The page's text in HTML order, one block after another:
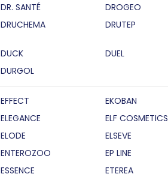
DR. SANTÉ
DROGEO
DRUCHEMA DRUTEP
DUCK
DUEL
DURGOL
EFFECT
EKOBAN
ELEGANCE
ELF COSMETICS
ELODE
ELSEVE
ENTEROZOO
EP LINE
ESSENCE
ETEREA